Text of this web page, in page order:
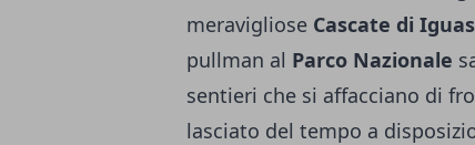
meravigliose Cascate di
pullman al Parco Nazionale
sentieri che si affacciano di
lasciato del tempo a